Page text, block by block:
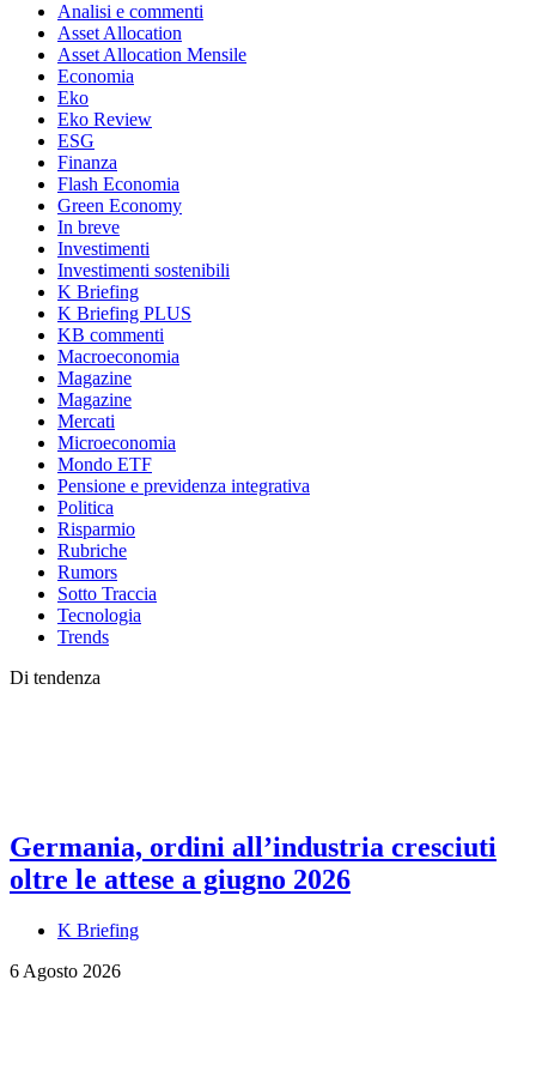
Analisi e commenti
Asset Allocation
Asset Allocation Mensile
Economia
Eko
Eko Review
ESG
Finanza
Flash Economia
Green Economy
In breve
Investimenti
Investimenti sostenibili
K Briefing
K Briefing PLUS
KB commenti
Macroeconomia
Magazine
Magazine
Mercati
Microeconomia
Mondo ETF
Pensione e previdenza integrativa
Politica
Risparmio
Rubriche
Rumors
Sotto Traccia
Tecnologia
Trends
Di tendenza
Germania, ordini all’industria cresciuti
oltre le attese a giugno 2026
K Briefing
6 Agosto 2026